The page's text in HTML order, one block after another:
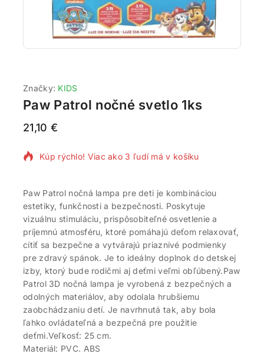
Značky: KIDS
Paw Patrol nočné svetlo 1ks
21,10 €
3 produktov predaných za posledných 17 hodín
Kúp rýchlo! Viac ako 3 ľudí má v košíku
Paw Patrol nočná lampa pre deti je kombináciou
estetiky, funkčnosti a bezpečnosti. Poskytuje
vizuálnu stimuláciu, prispôsobiteľné osvetlenie a
príjemnú atmosféru, ktoré pomáhajú deťom relaxovať,
cítiť sa bezpečne a vytvárajú priaznivé podmienky
pre zdravý spánok. Je to ideálny doplnok do detskej
izby, ktorý bude rodičmi aj deťmi veľmi obľúbený.Paw
Patrol 3D nočná lampa je vyrobená z bezpečných a
odolných materiálov, aby odolala hrubšiemu
zaobchádzaniu detí. Je navrhnutá tak, aby bola
ľahko ovládateľná a bezpečná pre použitie
deťmi.Veľkosť: 25 cm.
Materiál: PVC. ABS